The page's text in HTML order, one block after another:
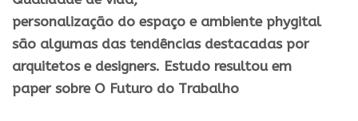
personalização do espaço e ambientephygital
são algumas das tendências destacadas por
arquitetos e designers. Estudo resultou em
papersobre O Futuro do Trabalho